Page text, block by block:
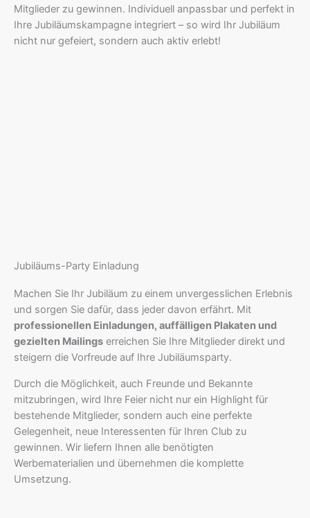
Mitglieder zu gewinnen. Individuell anpassbar und perfekt in
Ihre Jubiläumskampagne integriert – so wird Ihr Jubiläum
nicht nur gefeiert, sondern auch aktiv erlebt!
Jubiläums-Party Einladung
Machen Sie Ihr Jubiläum zu einem unvergesslichen Erlebnis
und sorgen Sie dafür, dass jeder davon erfährt. Mit
professionellen Einladungen, auffälligen Plakaten und
gezielten Mailings erreichen Sie Ihre Mitglieder direkt und
steigern die Vorfreude auf Ihre Jubiläumsparty.
Durch die Möglichkeit, auch Freunde und Bekannte
mitzubringen, wird Ihre Feier nicht nur ein Highlight für
bestehende Mitglieder, sondern auch eine perfekte
Gelegenheit, neue Interessenten für Ihren Club zu
gewinnen. Wir liefern Ihnen alle benötigten
Werbematerialien und übernehmen die komplette
Umsetzung.